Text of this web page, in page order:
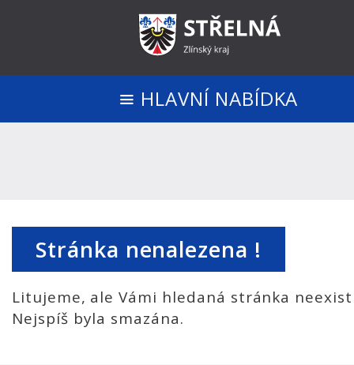
HLAVNÍ NABÍDKA
Stránka nenalezena !
Litujeme, ale Vámi hledaná stránka
Nejspíš byla smazána.